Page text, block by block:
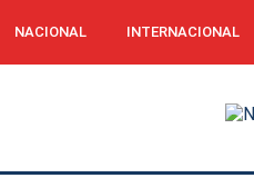
NACIONAL INTERNACIONAL